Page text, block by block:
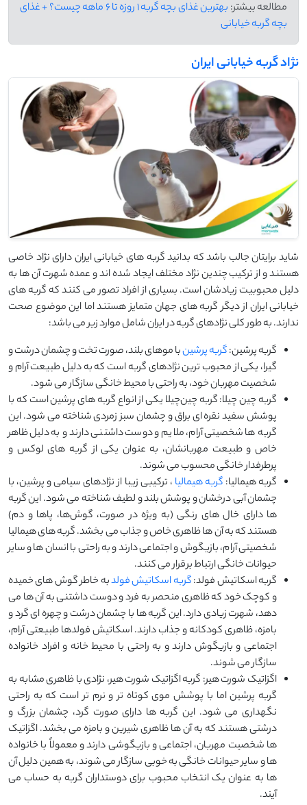
مطالعه بیشتر:
بهترین غذای بچه گربه 1 روزه تا 6 ماهه چیست؟ + غذای
بچه گربه خیابانی
نژاد گربه خیابانی ایران
شاید برایتان جالب باشد که بدانید گربه های خیابانی ایران دارای نژاد خاصی
هستند و از ترکیب چندین نژاد مختلف ایجاد شده اند و عمده شهرت آن ها به
دلیل محبوبیت زیادشان است. بسیاری از افراد تصور می کنند که گربه های
خیابانی ایران از دیگر گربه های جهان متمایز هستند اما این موضوع صحت
ندارند. به طور کلی نژادهای گربه در ایران شامل موارد زیر می باشد:
گربه پرشین:گربه پرشینبا موهای بلند، صورت تخت و چشمان درشت و
گیرا، یکی از محبوب‌ ترین نژادهای گربه است که به دلیل طبیعت آرام و
شخصیت مهربان خود، به ‌راحتی با محیط خانگی سازگار می ‌شود.
گربه چین چیلا: گربه چین‌چیلا یکی از انواع گربه های پرشین است که با
پوشش سفید نقره ‌ای براق و چشمان سبز زمردی شناخته می ‌شود. این
گربه‌ ها شخصیتی آرام، ملایم و دوست ‌داشتنی دارند و به دلیل ظاهر
خاص و طبیعت مهربانشان، به‌ عنوان یکی از گربه‌ های لوکس و
پرطرفدار خانگی محسوب می ‌شوند.
گربه هیمالیا: گربه هیمالیا ، ترکیبی زیبا از نژادهای سیامی و پرشین، با
چشمان آبی درخشان و پوشش بلند و لطیف شناخته می ‌شود. این گربه‌
ها دارای خال ‌های رنگی (به ‌ویژه در صورت، گوش‌ها، پاها و دم)
هستند که به آن ‌ها ظاهری خاص و جذاب می‌ بخشد. گربه‌ های هیمالیا
شخصیتی آرام، بازیگوش و اجتماعی دارند و به ‌راحتی با انسان ‌ها و سایر
حیوانات خانگی ارتباط برقرار می ‌کنند.
گربه اسکاتیش فولد:گربه اسکاتیش فولدبه خاطر گوش‌ های خمیده
و کوچک خود که ظاهری منحصر ‌به ‌فرد و دوست ‌داشتنی به آن ‌ها می
‌دهد، شهرت زیادی دارد. این گربه‌ ها با چشمان درشت و چهره ‌ای گرد و
بامزه، ظاهری کودکانه و جذاب دارند. اسکاتیش فولدها طبیعتی آرام،
اجتماعی و بازیگوش دارند و به راحتی با محیط خانه و افراد خانواده
سازگار می‌ شوند.
اگزاتیک شورت هیر: گربه اگزاتیک شورت هیر، نژادی با ظاهری مشابه به
گربه پرشین اما با پوشش موی کوتاه ‌تر و نرم ‌تر است که به راحتی
نگهداری می ‌شود. این گربه ‌ها دارای صورت گرد، چشمان بزرگ و
درشتی هستند که به آن‌ ها ظاهری شیرین و بامزه می‌ بخشد. اگزاتیک
‌ها شخصیت مهربان، اجتماعی و بازیگوشی دارند و معمولاً با خانواده‌
ها و سایر حیوانات خانگی به ‌خوبی سازگار می ‌شوند، به همین دلیل آن‌
ها به عنوان یک انتخاب محبوب برای دوستداران گربه به حساب می
‌آیند.